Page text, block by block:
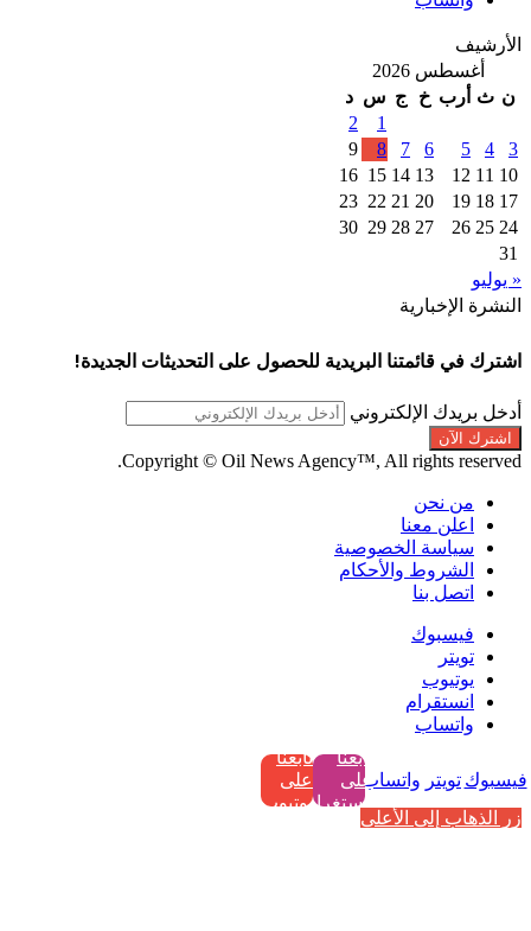
الأرشيف
أغسطس 2026
ن ث أرب خ ج س د
1
2
3
4
5
6
7
8
9
10
11
12
13
14
15
16
17
18
19
20
21
22
23
24
25
26
27
28
29
30
31
« يوليو
النشرة الإخبارية
اشترك في قائمتنا البريدية للحصول على التحديثات الجديدة!
أدخل بريدك الإلكتروني
Copyright © Oil News Agency™, All rights reserved.
من نحن
اعلن معنا
سياسة الخصوصية
الشروط والأحكام
اتصل بنا
فيسبوك
تويتر
يوتيوب
انستقرام
واتساب
فيسبوك تويتر واتساب
تابعنا
على
إنستغرام
تابعنا
على
يوتيوب
زر الذهاب إلى الأعلى